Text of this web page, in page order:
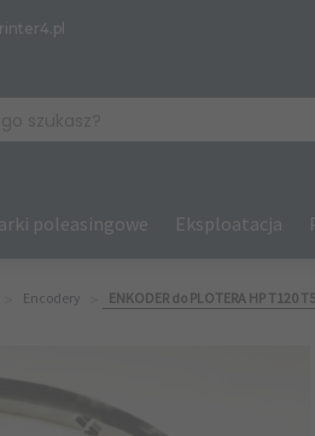
poleasingowe Eksploatacja
Encodery ENKODER do PLOTERA HP T120